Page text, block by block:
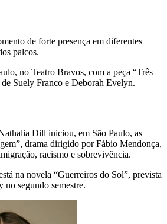
de forte presença em diferentes
palcos.
no Teatro Bravos, com a peça “Três
Suely Franco e Deborah Evelyn.
Dill iniciou, em São Paulo, as
drama dirigido por Fábio Mendonça,
racismo e sobrevivência.
na novela “Guerreiros do Sol”, prevista
no segundo semestre.